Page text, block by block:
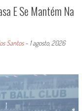
E Se Mantém Na
Santos- 1 agosto, 2026